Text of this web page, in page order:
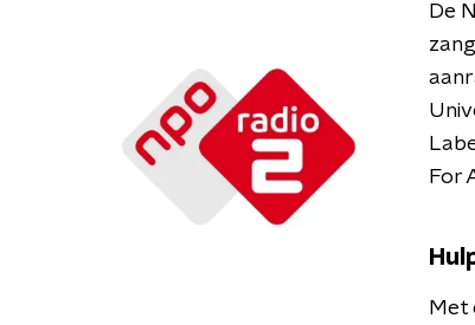
De
For
Met